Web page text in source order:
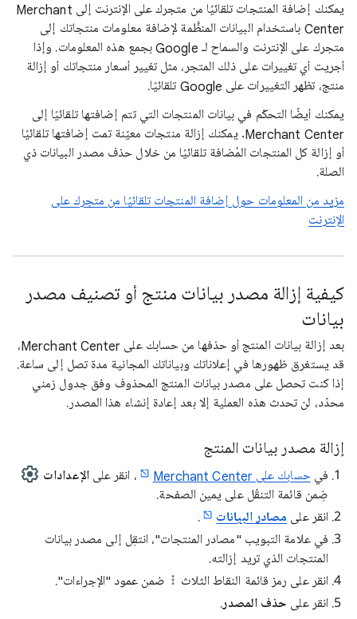
يمكنك إضافة المنتجات تلقائيًا من متجرك على الإنترنت إلى Merchant
Center باستخدام البيانات المنظَّمة لإضافة معلومات منتجاتك إلى
متجرك على الإنترنت والسماح لـ Google بجمع هذه المعلومات. وإذا
أجريت أي تغييرات على ذلك المتجر، مثل تغيير أسعار منتجاتك أو إزالة
منتج، تظهر التغييرات على Google تلقائيًا.
يمكنك أيضًا التحكّم في بيانات المنتجات التي تتم إضافتها تلقائيًا إلى
Merchant Center. يمكنك إزالة منتجات معيّنة تمت إضافتها تلقائيًا
أو إزالة كل المنتجات المُضافة تلقائيًا من خلال حذف مصدر البيانات ذي
الصلة.
مزيد من المعلومات حول إضافة المنتجات تلقائيًا من متجرك على
الإنترنت
كيفية إزالة مصدر بيانات منتج أو تصنيف مصدر
بيانات
بعد إزالة بيانات المنتج أو حذفها من حسابك على Merchant Center،
قد يستغرق ظهورها في إعلاناتك وبياناتك المجانية مدة تصل إلى ساعة.
إذا كنت تحصل على مصدر بيانات المنتج المحذوف وفق جدول زمني
محدّد، لن تحدث هذه العملية إلا بعد إعادة إنشاء هذا المصدر.
إزالة مصدر بيانات المنتج
فيحسابك على Merchant Center ، انقر علىالإعدادات
ضِمن قائمة التنقّل على يمين الصفحة.
انقر على مصادر البيانات
.
في علامة التبويب "مصادر المنتجات"، انتقِل إلى مصدر بيانات
المنتجات الذي تريد إزالته.
انقر على رمز قائمة النقاط الثلاث
ضمن عمود "الإجراءات".
انقر على حذف المصدر.